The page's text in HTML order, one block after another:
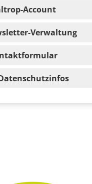
Account
Verwaltung